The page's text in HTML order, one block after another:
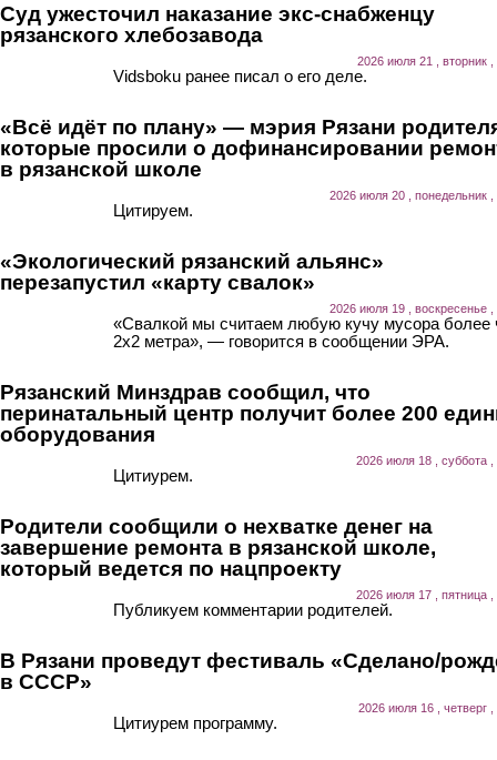
Суд ужесточил наказание экс-снабженцу
рязанского хлебозавода
2026 июля 21 , вторник ,
Vidsboku ранее писал о его деле.
«Всё идёт по плану» — мэрия Рязани
которые просили о дофинансировании
в рязанской школе
2026 июля 20 , понедельник ,
Цитируем.
«Экологический рязанский альянс»
перезапустил «карту свалок»
2026 июля 19 , воскресенье ,
«Свалкой мы считаем любую кучу мусора более
2х2 метра», — говорится в сообщении ЭРА.
Рязанский Минздрав сообщил, что
перинатальный центр получит более 200
оборудования
2026 июля 18 , суббота ,
Цитиурем.
Родители сообщили о нехватке денег на
завершение ремонта в рязанской школе,
который ведется по нацпроекту
2026 июля 17 , пятница ,
Публикуем комментарии родителей.
В Рязани проведут фестиваль «Сделано/
в СССР»
2026 июля 16 , четверг ,
Цитиурем программу.